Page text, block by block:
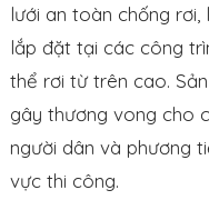
lưới an toàn chống
lắp đặt tại các công
thể rơi từ trên cao.
gây thương vong cho
người dân và phương
vực thi công.